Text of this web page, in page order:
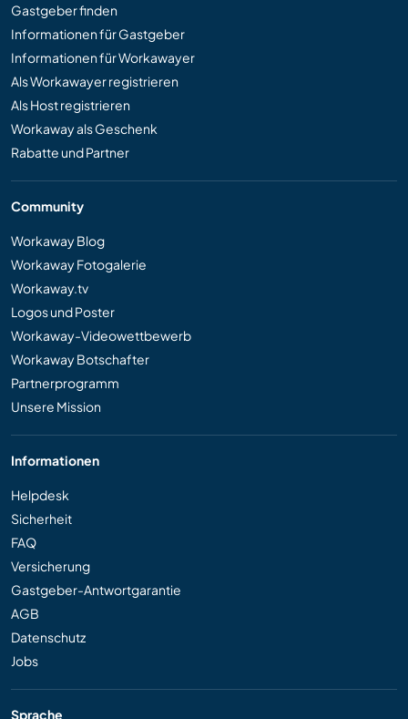
Gastgeber finden
Informationen für Gastgeber
Informationen für Workawayer
Als Workawayer registrieren
Als Host registrieren
Workaway als Geschenk
Rabatte und Partner
Community
Workaway Blog
Workaway Fotogalerie
Workaway.tv
Logos und Poster
Workaway-Videowettbewerb
Workaway Botschafter
Partnerprogramm
Unsere Mission
Informationen
Helpdesk
Sicherheit
FAQ
Versicherung
Gastgeber-Antwortgarantie
AGB
Datenschutz
Jobs
Sprache